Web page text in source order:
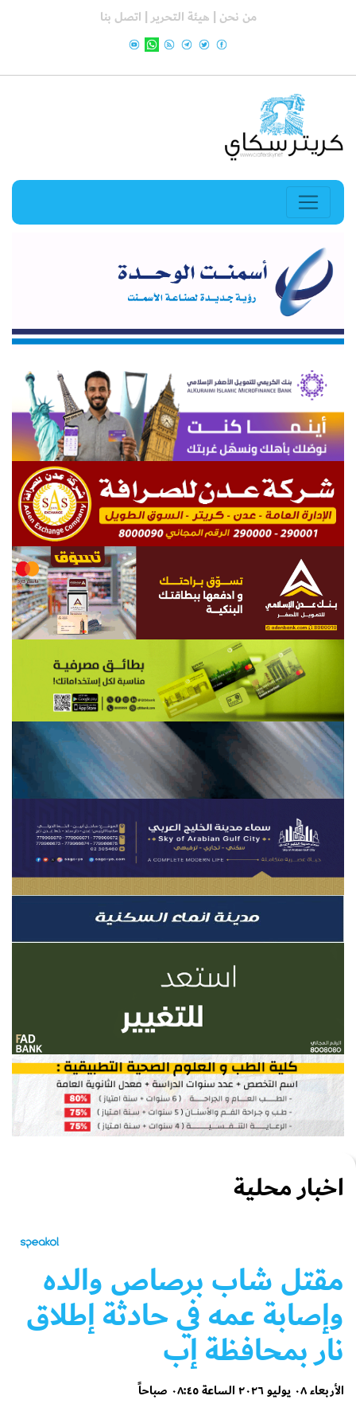
من نحن | هيئة التحرير | اتصل بنا
اخبار محلية
مقتل شاب برصاص والده
وإصابة عمه في حادثة إطلاق
نار بمحافظة إب
الأربعاء ٠٨ يوليو ٢٠٢٦ الساعة ٠٨:٤٥ صباحاً